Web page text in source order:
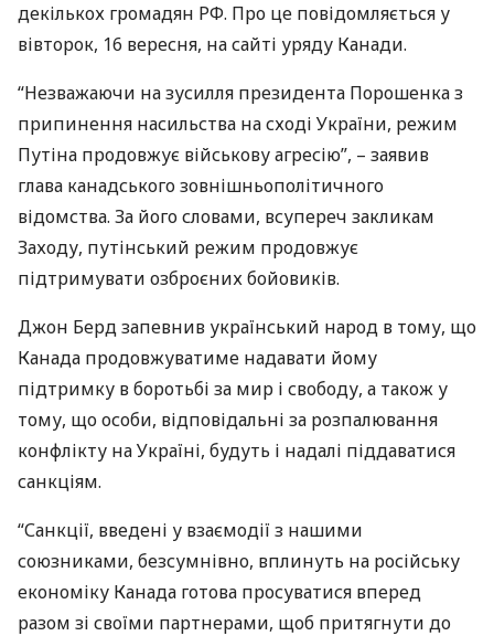
декількох громадян РФ. Про це повідомляється у
вівторок, 16 вересня, на сайті уряду Канади.
“Незважаючи на зусилля президента Порошенка з
припинення насильства на сході України, режим
Путіна продовжує військову агресію”, – заявив
глава канадського зовнішньополітичного
відомства. За його словами, всупереч закликам
Заходу, путінський режим продовжує
підтримувати озброєних бойовиків.
Джон Берд запевнив український народ в тому, що
Канада продовжуватиме надавати йому
підтримку в боротьбі за мир і свободу, а також у
тому, що особи, відповідальні за розпалювання
конфлікту на Україні, будуть і надалі піддаватися
санкціям.
“Санкції, введені у взаємодії з нашими
союзниками, безсумнівно, вплинуть на російську
економіку Канада готова просуватися вперед
разом зі своїми партнерами, щоб притягнути до